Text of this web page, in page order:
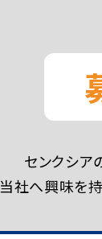
センクシア
当社へ興味を